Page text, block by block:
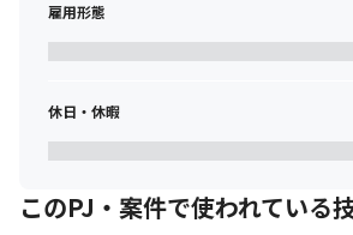
雇用形態
休日・休暇
このPJ・案件で使われている